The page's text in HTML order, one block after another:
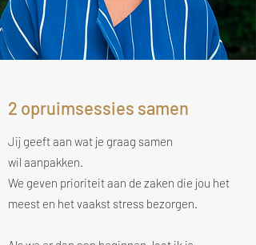
2 opruimsessies samen
Jij geeft aan wat je graag samen
wil aanpakken.
We geven prioriteit aan de zaken die jou het
meest en het vaakst stress bezorgen.